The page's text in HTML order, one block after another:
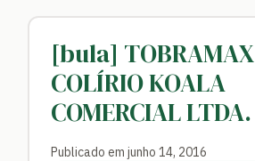
[bula] TOBRAMAX
COLÍRIO KOALA
COMERCIAL LTDA.
Publicado em junho 14, 2016